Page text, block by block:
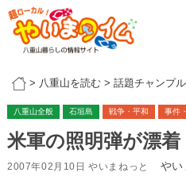
> 八重山を読む > 話題チャンプ
八重山全般 石垣島 戦争・平和 事件
米軍の照明弾が漂着
2007年02月10日 やいまねっと やい